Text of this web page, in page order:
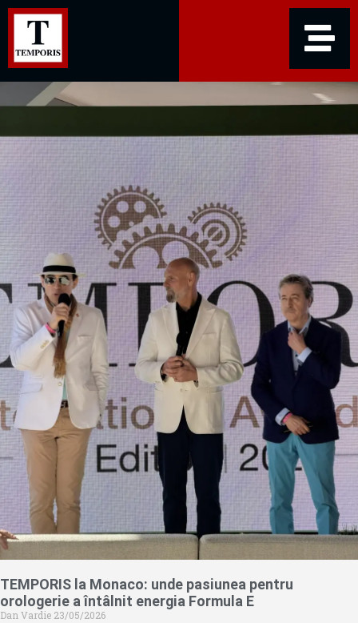
TEMPORIS la Monaco: unde pasiunea pentru
orologerie a întâlnit energia Formula E
Dan Vardie 23/05/2026